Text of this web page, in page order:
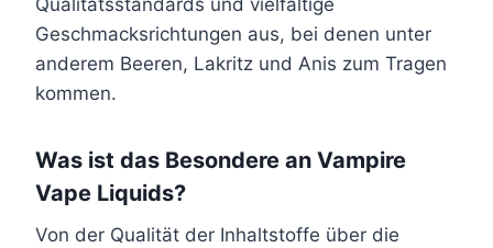
n
e
n
n
n
r
i
e
n
a
r
i
a
Qualitätsstandards und vielfältige
Geschmacksrichtungen aus, bei denen unter
anderem Beeren, Lakritz und Anis zum Tragen
kommen.
Was ist das Besondere an Vampire
Vape Liquids?
Von der Qualität der Inhaltstoffe über die